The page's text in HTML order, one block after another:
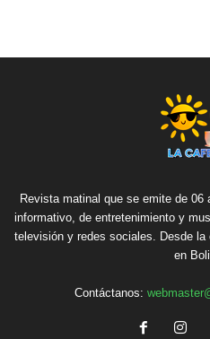
Revista matinal que se emite de
informativo, de entretenimiento y
televisión y redes sociales. Desde
en
Contáctanos: